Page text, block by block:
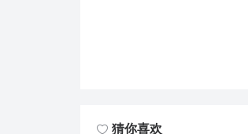
猜你喜欢